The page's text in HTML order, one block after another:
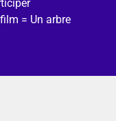
= Un arbre